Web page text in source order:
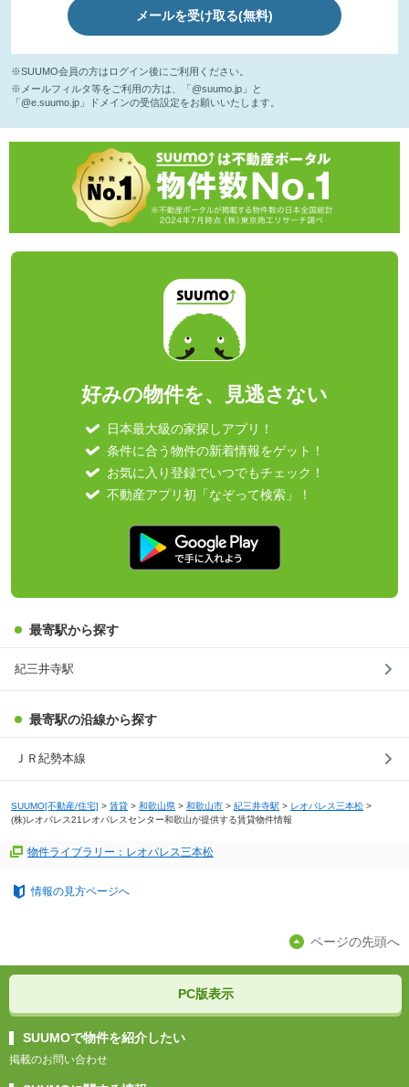
メールを受け取る(無料)
※SUUMO会員の方はログイン後にご利用ください。
※メールフィルタ等をご利用の方は、「@suumo.jp」と
「@e.suumo.jp」ドメインの受信設定をお願いいたします。
好みの物件を、見逃さない
日本最大級の家探しアプリ！
条件に合う物件の新着情報をゲット！
お気に入り登録でいつでもチェック！
不動産アプリ初「なぞって検索」！
最寄駅から探す
紀三井寺駅
最寄駅の沿線から探す
ＪＲ紀勢本線
SUUMO[不動産/住宅] > 賃貸 > 和歌山県 > 和歌山市 > 紀三井寺駅 > レオパレス三本松 >
(株)レオパレス21レオパレスセンター和歌山が提供する賃貸物件情報
物件ライブラリー：レオパレス三本松
情報の見方ページへ
ページの先頭へ
PC版表示
SUUMOで物件を紹介したい
掲載のお問い合わせ